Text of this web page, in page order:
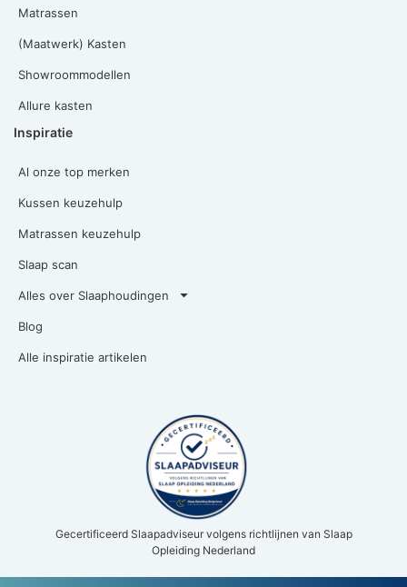
Matrassen
(Maatwerk) Kasten
Showroommodellen
Allure kasten
Inspiratie
Al onze top merken
Kussen keuzehulp
Matrassen keuzehulp
Slaap scan
Alles over Slaaphoudingen
Blog
Alle inspiratie artikelen
Gecertificeerd Slaapadviseur volgens richtlijnen van Slaap
Opleiding Nederland